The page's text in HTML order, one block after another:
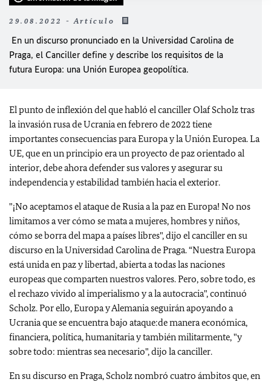
29.08.2022 - Artículo
En un discurso pronunciado en la Universidad Carolina de
Praga, el Canciller define y describe los requisitos de la
futura Europa: una Unión Europea geopolítica.
El punto de inflexión del que habló el canciller Olaf Scholz tras
la invasión rusa de Ucrania en febrero de 2022 tiene
importantes consecuencias para Europa y la Unión Europea. La
UE, que en un principio era un proyecto de paz orientado al
interior, debe ahora defender sus valores y asegurar su
independencia y estabilidad también hacia el exterior.
"¡No aceptamos el ataque de Rusia a la paz en Europa! No nos
limitamos a ver cómo se mata a mujeres, hombres y niños,
cómo se borra del mapa a países libres", dijo el canciller en su
discurso en la Universidad Carolina de Praga. “Nuestra Europa
está unida en paz y libertad, abierta a todas las naciones
europeas que comparten nuestros valores. Pero, sobre todo, es
el rechazo vivido al imperialismo y a la autocracia", continuó
Scholz. Por ello, Europa y Alemania seguirán apoyando a
Ucrania que se encuentra bajo ataque:de manera económica,
financiera, política, humanitaria y también militarmente, "y
sobre todo: mientras sea necesario", dijo la canciller.
En su discurso en Praga, Scholz nombró cuatro ámbitos que, en